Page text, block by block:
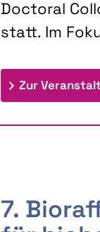
Doctoral
statt. Im
Zur
7.